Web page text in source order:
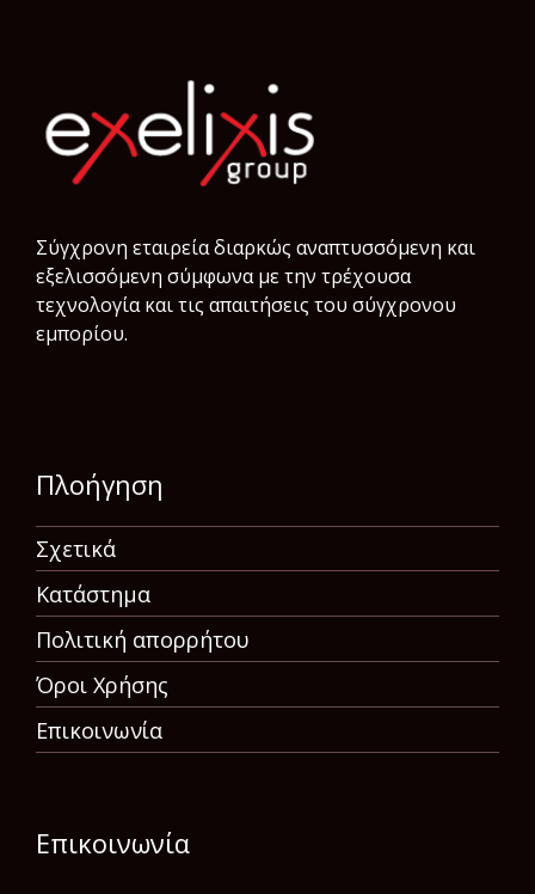
Σύγχρονη εταιρεία διαρκώς αναπτυσσόμενη και
εξελισσόμενη σύμφωνα µε την τρέχουσα
τεχνολογία και τις απαιτήσεις του σύγχρονου
εμπορίου.
Πλοήγηση
Σχετικά
Κατάστημα
Πολιτική απορρήτου
Όροι Χρήσης
Επικοινωνία
Επικοινωνία